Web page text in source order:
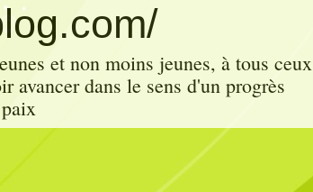
et non moins jeunes, à tous ceux
avancer dans le sens d'un progrès